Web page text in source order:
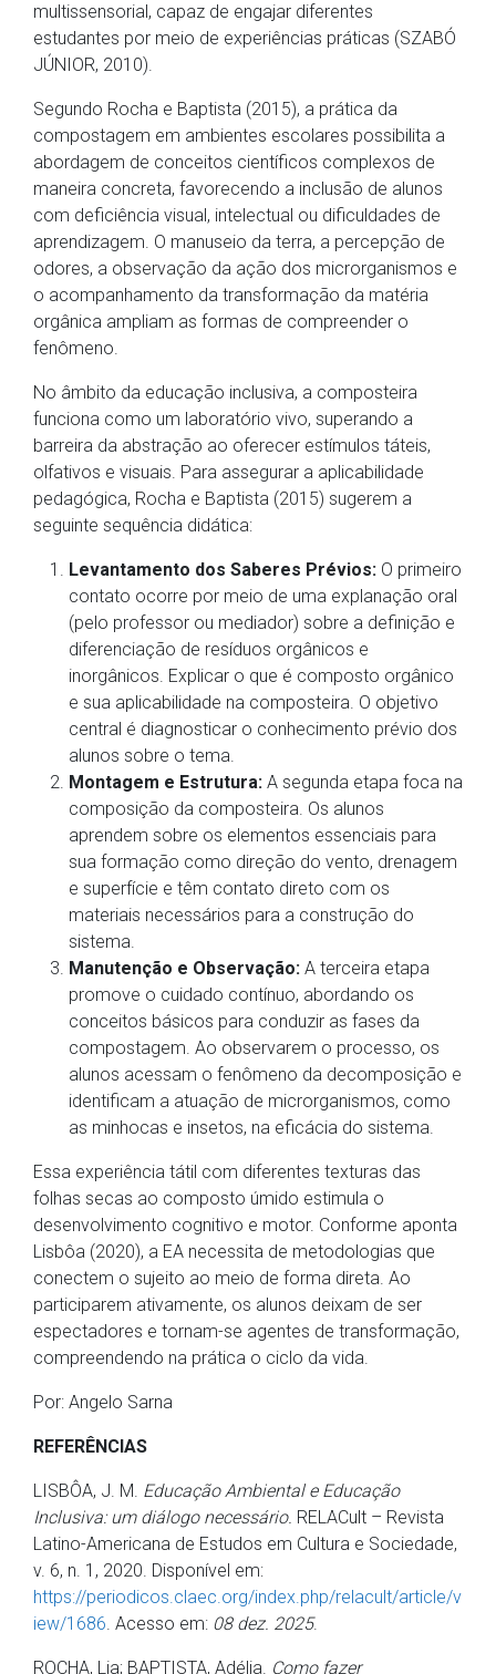
multissensorial, capaz de engajar diferentes
estudantes por meio de experiências práticas (SZABÓ
JÚNIOR, 2010).
Segundo Rocha e Baptista (2015), a prática da
compostagem em ambientes escolares possibilita a
abordagem de conceitos científicos complexos de
maneira concreta, favorecendo a inclusão de alunos
com deficiência visual, intelectual ou dificuldades de
aprendizagem. O manuseio da terra, a percepção de
odores, a observação da ação dos microrganismos e
o acompanhamento da transformação da matéria
orgânica ampliam as formas de compreender o
fenômeno.
No âmbito da educação inclusiva, a composteira
funciona como um laboratório vivo, superando a
barreira da abstração ao oferecer estímulos táteis,
olfativos e visuais. Para assegurar a aplicabilidade
pedagógica, Rocha e Baptista (2015) sugerem a
seguinte sequência didática:
Levantamento dos Saberes Prévios: O primeiro
contato ocorre por meio de uma explanação oral
(pelo professor ou mediador) sobre a definição e
diferenciação de resíduos orgânicos e
inorgânicos. Explicar o que é composto orgânico
e sua aplicabilidade na composteira. O objetivo
central é diagnosticar o conhecimento prévio dos
alunos sobre o tema.
Montagem e Estrutura: A segunda etapa foca na
composição da composteira. Os alunos
aprendem sobre os elementos essenciais para
sua formação como direção do vento, drenagem
e superfície e têm contato direto com os
materiais necessários para a construção do
sistema.
Manutenção e Observação: A terceira etapa
promove o cuidado contínuo, abordando os
conceitos básicos para conduzir as fases da
compostagem. Ao observarem o processo, os
alunos acessam o fenômeno da decomposição e
identificam a atuação de microrganismos, como
as minhocas e insetos, na eficácia do sistema.
Essa experiência tátil com diferentes texturas das
folhas secas ao composto úmido estimula o
desenvolvimento cognitivo e motor. Conforme aponta
Lisbôa (2020), a EA necessita de metodologias que
conectem o sujeito ao meio de forma direta. Ao
participarem ativamente, os alunos deixam de ser
espectadores e tornam-se agentes de transformação,
compreendendo na prática o ciclo da vida.
Por: Angelo Sarna
REFERÊNCIAS
LISBÔA, J. M. Educação Ambiental e Educação
Inclusiva: um diálogo necessário. RELACult – Revista
Latino-Americana de Estudos em Cultura e Sociedade,
v. 6, n. 1, 2020. Disponível em:
https://periodicos.claec.org/index.php/relacult/article/v
iew/1686. Acesso em: 08 dez. 2025.
ROCHA, Lia; BAPTISTA, Adélia. Como fazer